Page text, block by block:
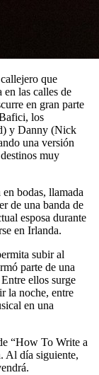
que
en las calles de
en gran parte
los
y Danny (Nick
una versión
muy
bodas, llamada
de una banda de
esposa durante
en Irlanda.
subir al
parte de una
ellos surge
la noche, entre
en una
“How To Write a
Al día siguiente,